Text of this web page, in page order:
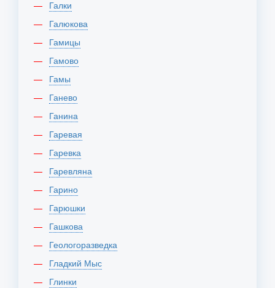
Галки
Галюкова
Гамицы
Гамово
Гамы
Ганево
Ганина
Гаревая
Гаревка
Гаревляна
Гарино
Гарюшки
Гашкова
Геологоразведка
Гладкий Мыс
Глинки